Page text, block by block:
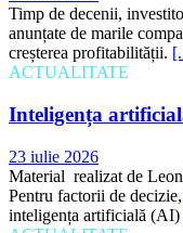
creșterea profitabilității.
ACTUALITATE
Inteligența
23 iulie 2026
Pentru factorii de
inteligența artificială (AI)
ACTUALITATE